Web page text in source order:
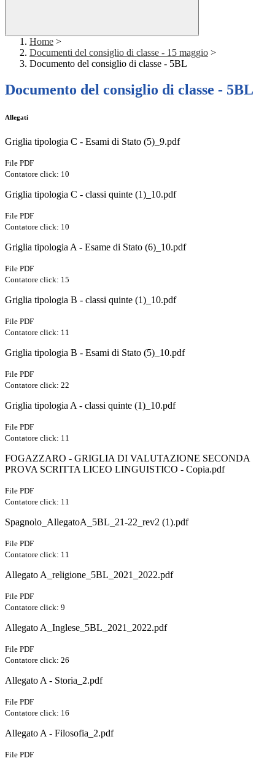
Home >
Documenti del consiglio di classe - 15 maggio >
Documento del consiglio di classe - 5BL
Documento del consiglio di classe - 5BL
Allegati
Griglia tipologia C - Esami di Stato (5)_9.pdf
File PDF
Contatore click: 10
Griglia tipologia C - classi quinte (1)_10.pdf
File PDF
Contatore click: 10
Griglia tipologia A - Esame di Stato (6)_10.pdf
File PDF
Contatore click: 15
Griglia tipologia B - classi quinte (1)_10.pdf
File PDF
Contatore click: 11
Griglia tipologia B - Esami di Stato (5)_10.pdf
File PDF
Contatore click: 22
Griglia tipologia A - classi quinte (1)_10.pdf
File PDF
Contatore click: 11
FOGAZZARO - GRIGLIA DI VALUTAZIONE SECONDA
PROVA SCRITTA LICEO LINGUISTICO - Copia.pdf
File PDF
Contatore click: 11
Spagnolo_AllegatoA_5BL_21-22_rev2 (1).pdf
File PDF
Contatore click: 11
Allegato A_religione_5BL_2021_2022.pdf
File PDF
Contatore click: 9
Allegato A_Inglese_5BL_2021_2022.pdf
File PDF
Contatore click: 26
Allegato A - Storia_2.pdf
File PDF
Contatore click: 16
Allegato A - Filosofia_2.pdf
File PDF